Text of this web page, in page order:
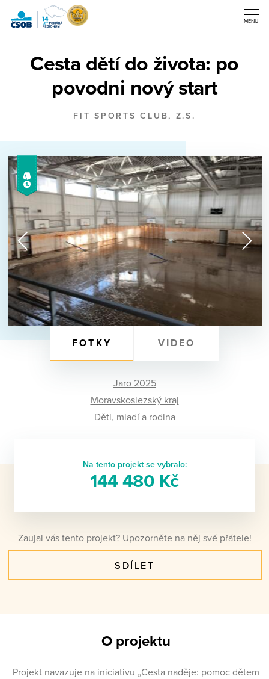
Pomáhá
MENU
Cesta dětí do života: po
povodni nový start
FIT SPORTS CLUB, Z.S.
FOTKY VIDEO
Jaro 2025
Moravskoslezský kraj
Děti, mladí a rodina
Na tento projekt se vybralo:
144 480 Kč
Zaujal vás tento projekt? Upozorněte na něj své přátele!
SDÍLET
O projektu
Projekt navazuje na iniciativu „Cesta naděje: pomoc dětem